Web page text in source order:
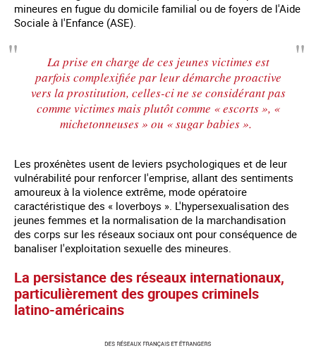
mineures en fugue du domicile familial ou de foyers de l'Aide
Sociale à l'Enfance (ASE).
La prise en charge de ces jeunes victimes est
parfois complexifiée par leur démarche proactive
vers la prostitution, celles-ci ne se considérant pas
comme victimes mais plutôt comme « escorts », «
michetonneuses » ou « sugar babies ».
Les proxénètes usent de leviers psychologiques et de leur
vulnérabilité pour renforcer l'emprise, allant des sentiments
amoureux à la violence extrême, mode opératoire
caractéristique des « loverboys ». L'hypersexualisation des
jeunes femmes et la normalisation de la marchandisation
des corps sur les réseaux sociaux ont pour conséquence de
banaliser l'exploitation sexuelle des mineures.
La persistance des réseaux internationaux,
particulièrement des groupes criminels
latino-américains